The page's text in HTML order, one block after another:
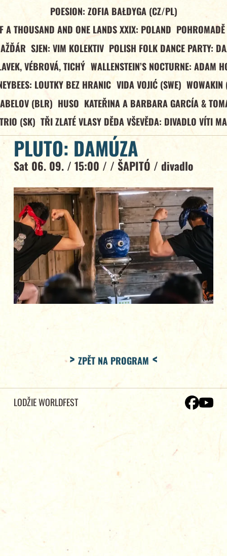
POESION: ZOFIA BAŁDYGA (CZ/PL)
A THOUSAND AND ONE LANDS XXIX: POLAND
SJEN: VIM KOLEKTIV POLISH FOLK DANCE PARTY:
VÉBROVÁ, TICHÝ WALLENSTEIN’S NOCTURNE: ADAM
LOUTKY BEZ HRANIC VIDA VOJIĆ (SWE) WOWAKIN
(BLR) HUSO KATEŘINA A BARBARA GARCÍA &
(SK) TŘI ZLATÉ VLASY DĚDA VŠEVĚDA: DIVADLO VÍTI
PLUTO: DAMÚZA
Sat 06. 09. / 15:00 / / ŠAPITÓ / divadlo
ZPĚT NA PROGRAM
LODŽIE WORLDFEST